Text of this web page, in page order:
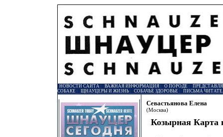
НОВОСТИ САЙТА| ВАЖНАЯ ИНФОРМАЦИЯ| О ПОРОДЕ
СОБАКЕ
ЩНАУЦЕРЫ И ЖИЗНЬ| СОБАЧЬЕ ЗДОРОВЬЕ ПИСЬМА
Севастьянова Елена
(Москва)
Козырная Карта